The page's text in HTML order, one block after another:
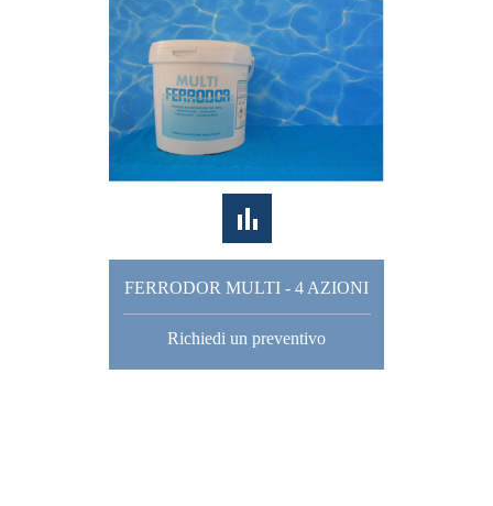
FERRODOR MULTI - 4 AZIONI
Richiedi un preventivo